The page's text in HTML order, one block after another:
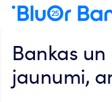
Bankas
jaunumi,